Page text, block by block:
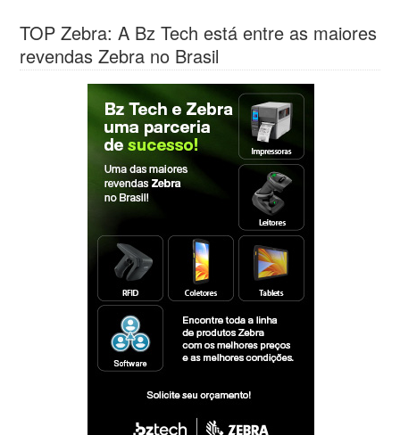
TOP Zebra: A Bz Tech está entre as maiores
revendas Zebra no Brasil